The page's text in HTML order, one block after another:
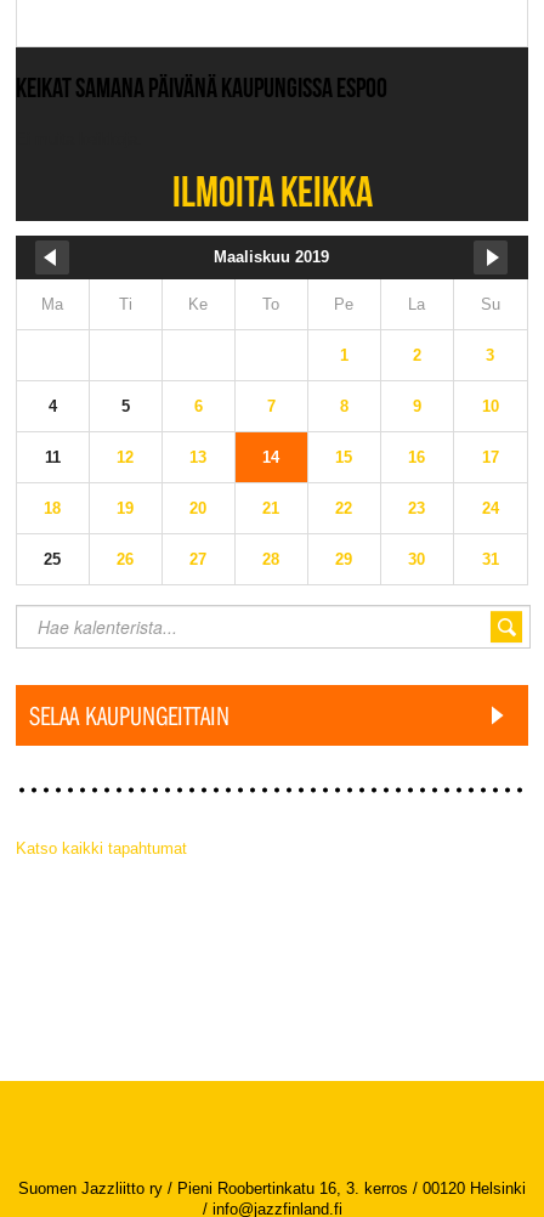
KEIKAT SAMANA PÄIVÄNÄ KAUPUNGISSA ESPOO
ILMOITA KEIKKA
Maaliskuu 2019
Ma Ti Ke To Pe La Su
1 2 3
4 5 6 7 8 9 10
11 12 13 14 15 16 17
18 19 20 21 22 23 24
25 26 27 28 29 30 31
SELAA KAUPUNGEITTAIN
Katso kaikki tapahtumat
Suomen Jazzliitto ry / Pieni Roobertinkatu 16, 3. kerros / 00120 Helsinki
/ info@jazzfinland.fi